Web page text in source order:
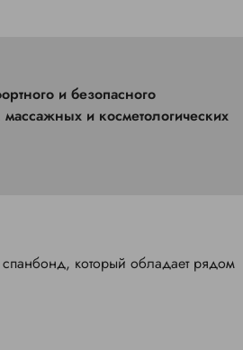
и косметологических
который обладает рядом